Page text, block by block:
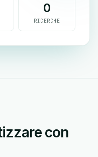
0
RICERCHE
con